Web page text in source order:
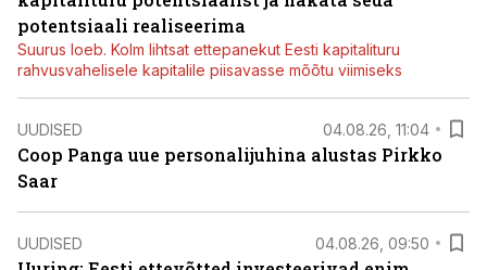
potentsiaali realiseerima
Suurus loeb. Kolm lihtsat ettepanekut Eesti kapitalituru
rahvusvahelisele kapitalile piisavasse mõõtu viimiseks
UUDISED 04.08.26, 11:04
Coop Panga uue personalijuhina alustas Pirkko
Saar
UUDISED 04.08.26, 09:50